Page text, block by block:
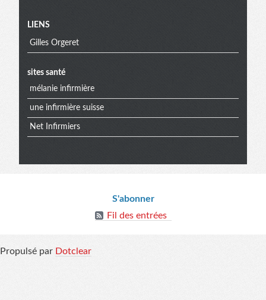
Menu
extra
LIENS
Gilles Orgeret
sites santé
mélanie infirmière
une infirmière suisse
Net Infirmiers
Informations
S'abonner
Fil des entrées
Propulsé par Dotclear